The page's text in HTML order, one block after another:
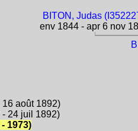
BITON, Judas
env 1844 - apr 6 nov
août 1892)
24 juil 1892)
1973)